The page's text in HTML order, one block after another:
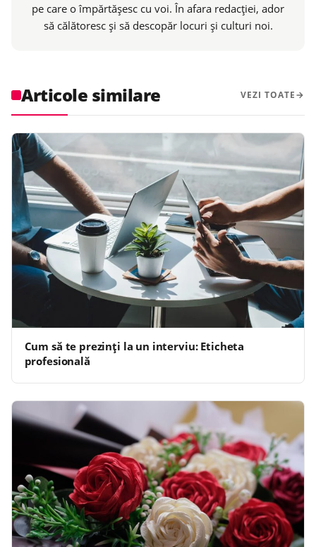
pe care o împărtășesc cu voi. În afara redacției, ador
să călătoresc și să descopăr locuri și culturi noi.
Articole similare VEZI TOATE
Cum să te prezinți la un interviu: Eticheta
profesională